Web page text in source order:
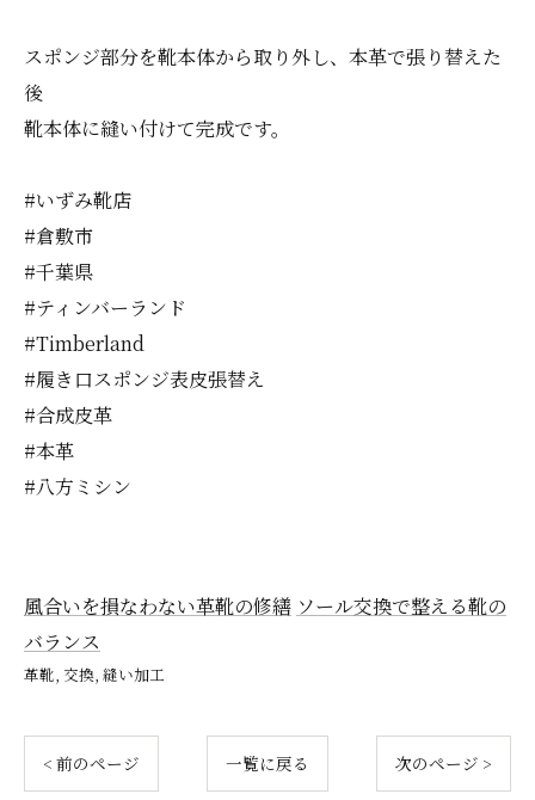
スポンジ部分を靴本体から取り外し、本革で張り替えた
後
靴本体に縫い付けて完成です。
#いずみ靴店
#倉敷市
#千葉県
#ティンバーランド
#Timberland
#履き口スポンジ表皮張替え
#合成皮革
#本革
#八方ミシン
風合いを損なわない革靴の修繕 ソール交換で整える靴の
バランス
革靴 交換 縫い加工
< 前のページ 一覧に戻る 次のページ >